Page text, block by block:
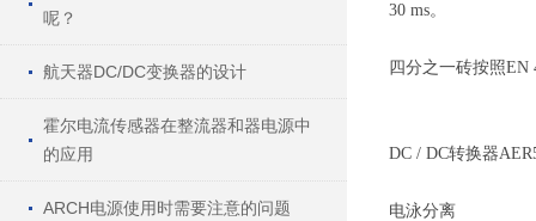
呢？
航天器DC/DC变换器的设计
霍尔电流传感器在整流器和器电源中
的应用
ARCH电源使用时需要注意的问题
30 ms。
四分之一砖按照EN
DC / DC转换器
电泳分离